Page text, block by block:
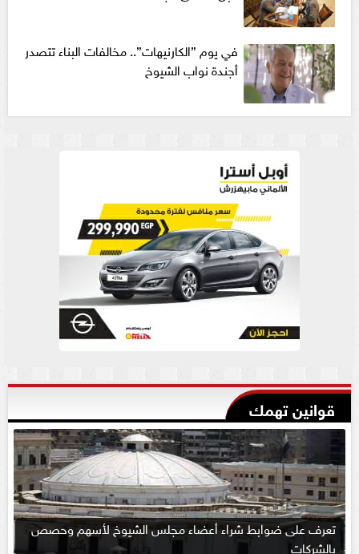
في يوم ”الكارنيهات”.. مخالفات البناء تتصدر
أجندة نواب الشيوخ
قوانين تهمك
تعرف على ضوابط شراء أعضاء مجلس الشيوخ لأسهم وحصص
بالشركات